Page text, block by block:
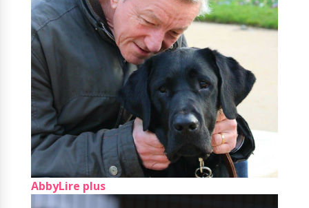
AbbyLire plus